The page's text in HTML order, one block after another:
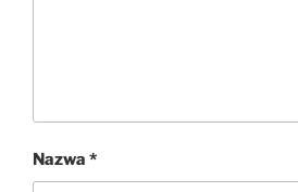
Nazwa *